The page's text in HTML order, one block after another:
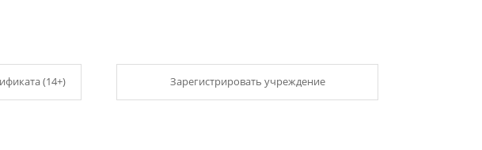
(14+) Зарегистрировать учреждение